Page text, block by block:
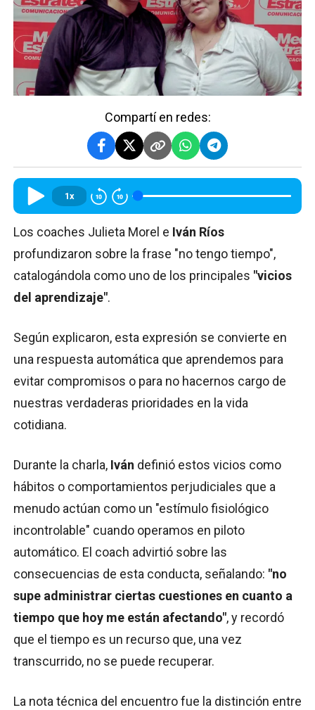
Compartí en redes:
1x
Los coaches Julieta Morel e Iván Ríos
profundizaron sobre la frase "no tengo tiempo",
catalogándola como uno de los principales "vicios
del aprendizaje".
Según explicaron, esta expresión se convierte en
una respuesta automática que aprendemos para
evitar compromisos o para no hacernos cargo de
nuestras verdaderas prioridades en la vida
cotidiana.
Durante la charla, Iván definió estos vicios como
hábitos o comportamientos perjudiciales que a
menudo actúan como un "estímulo fisiológico
incontrolable" cuando operamos en piloto
automático. El coach advirtió sobre las
consecuencias de esta conducta, señalando: "no
supe administrar ciertas cuestiones en cuanto a
tiempo que hoy me están afectando", y recordó
que el tiempo es un recurso que, una vez
transcurrido, no se puede recuperar.
La nota técnica del encuentro fue la distinción entre